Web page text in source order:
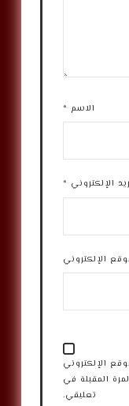
الاسم *
الإلكتروني *
الإلكتروني
الإلكتروني
المقبلة في
تعليقي.